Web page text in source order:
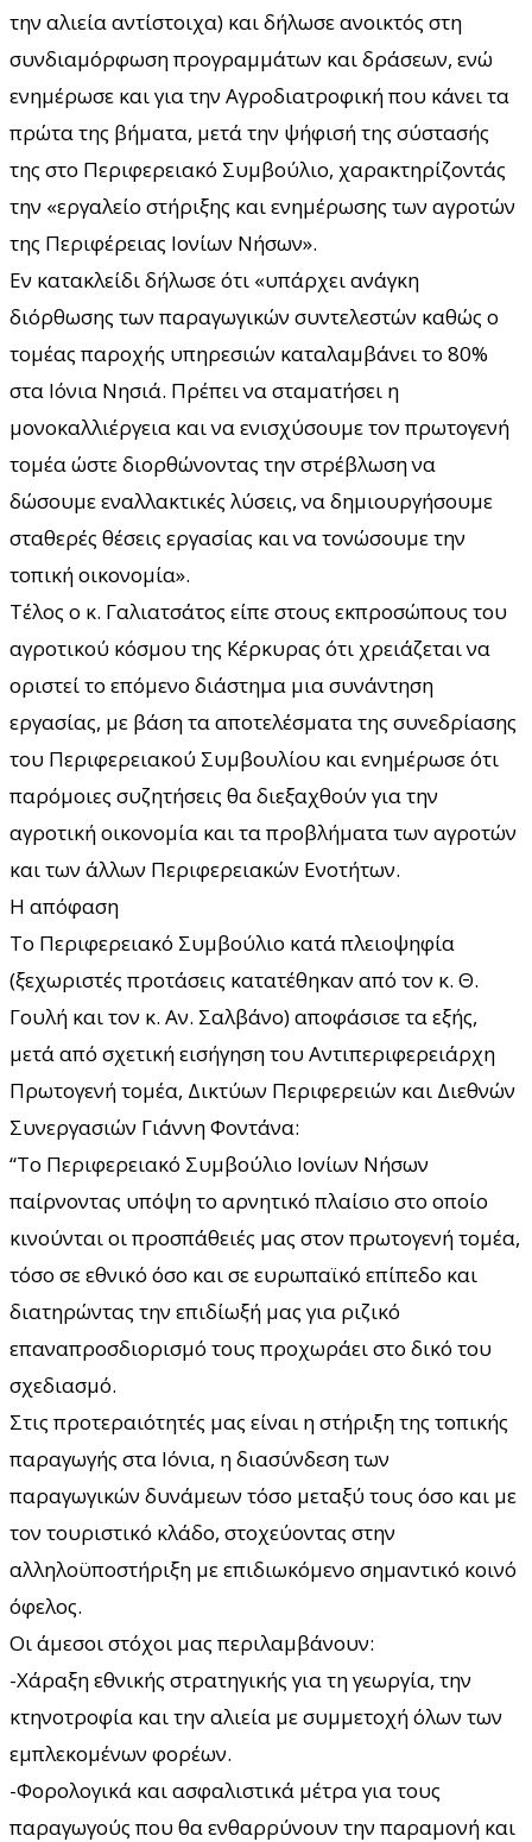
την αλιεία αντίστοιχα) και δήλωσε ανοικτός στη
συνδιαμόρφωση προγραμμάτων και δράσεων, ενώ
ενημέρωσε και για την Αγροδιατροφική που κάνει τα
πρώτα της βήματα, μετά την ψήφισή της σύστασής
της στο Περιφερειακό Συμβούλιο, χαρακτηρίζοντάς
την «εργαλείο στήριξης και ενημέρωσης των αγροτών
της Περιφέρειας Ιονίων Νήσων».
Εν κατακλείδι δήλωσε ότι «υπάρχει ανάγκη
διόρθωσης των παραγωγικών συντελεστών καθώς ο
τομέας παροχής υπηρεσιών καταλαμβάνει το 80%
στα Ιόνια Νησιά. Πρέπει να σταματήσει η
μονοκαλλιέργεια και να ενισχύσουμε τον πρωτογενή
τομέα ώστε διορθώνοντας την στρέβλωση να
δώσουμε εναλλακτικές λύσεις, να δημιουργήσουμε
σταθερές θέσεις εργασίας και να τονώσουμε την
τοπική οικονομία».
Τέλος ο κ. Γαλιατσάτος είπε στους εκπροσώπους του
αγροτικού κόσμου της Κέρκυρας ότι χρειάζεται να
οριστεί το επόμενο διάστημα μια συνάντηση
εργασίας, με βάση τα αποτελέσματα της συνεδρίασης
του Περιφερειακού Συμβουλίου και ενημέρωσε ότι
παρόμοιες συζητήσεις θα διεξαχθούν για την
αγροτική οικονομία και τα προβλήματα των αγροτών
και των άλλων Περιφερειακών Ενοτήτων.
Η απόφαση
Το Περιφερειακό Συμβούλιο κατά πλειοψηφία
(ξεχωριστές προτάσεις κατατέθηκαν από τον κ. Θ.
Γουλή και τον κ. Αν. Σαλβάνο) αποφάσισε τα εξής,
μετά από σχετική εισήγηση του Αντιπεριφερειάρχη
Πρωτογενή τομέα, Δικτύων Περιφερειών και Διεθνών
Συνεργασιών Γιάννη Φοντάνα:
“Το Περιφερειακό Συμβούλιο Ιονίων Νήσων
παίρνοντας υπόψη το αρνητικό πλαίσιο στο οποίο
κινούνται οι προσπάθειές μας στον πρωτογενή τομέα,
τόσο σε εθνικό όσο και σε ευρωπαϊκό επίπεδο και
διατηρώντας την επιδίωξή μας για ριζικό
επαναπροσδιορισμό τους προχωράει στο δικό του
σχεδιασμό.
Στις προτεραιότητές μας είναι η στήριξη της τοπικής
παραγωγής στα Ιόνια, η διασύνδεση των
παραγωγικών δυνάμεων τόσο μεταξύ τους όσο και με
τον τουριστικό κλάδο, στοχεύοντας στην
αλληλοϋποστήριξη με επιδιωκόμενο σημαντικό κοινό
όφελος.
Οι άμεσοι στόχοι μας περιλαμβάνουν:
-Χάραξη εθνικής στρατηγικής για τη γεωργία, την
κτηνοτροφία και την αλιεία με συμμετοχή όλων των
εμπλεκομένων φορέων.
-Φορολογικά και ασφαλιστικά μέτρα για τους
παραγωγούς που θα ενθαρρύνουν την παραμονή και